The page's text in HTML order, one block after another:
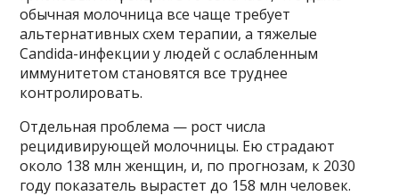
обычная молочница все чаще требует
альтернативных схем терапии, а тяжелые
Candida-инфекции у людей с ослабленным
иммунитетом становятся все труднее
контролировать.
Отдельная проблема — рост числа
рецидивирующей молочницы. Ею страдают
около 138 млн женщин, и, по прогнозам, к 2030
году показатель вырастет до 158 млн человек.